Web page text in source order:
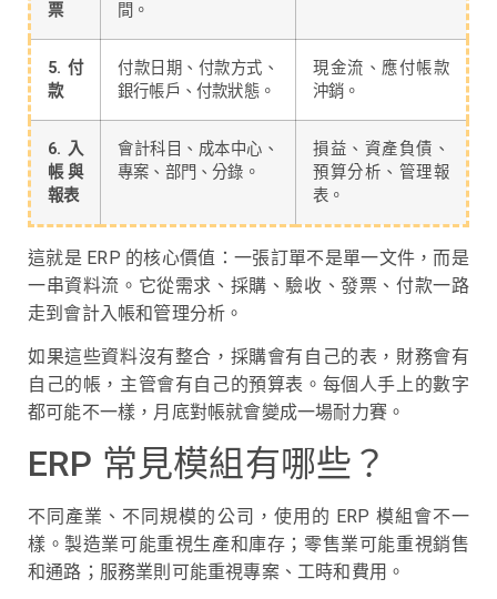
票
間。
5. 付
款
付款日期、付款方式、
銀行帳戶、付款狀態。
現金流、應付帳款
沖銷。
6. 入
帳與
報表
會計科目、成本中心、
專案、部門、分錄。
損益、資產負債、
預算分析、管理報
表。
這就是 ERP 的核心價值：一張訂單不是單一文件，而是
一串資料流。它從需求、採購、驗收、發票、付款一路
走到會計入帳和管理分析。
如果這些資料沒有整合，採購會有自己的表，財務會有
自己的帳，主管會有自己的預算表。每個人手上的數字
都可能不一樣，月底對帳就會變成一場耐力賽。
ERP 常見模組有哪些？
不同產業、不同規模的公司，使用的 ERP 模組會不一
樣。製造業可能重視生產和庫存；零售業可能重視銷售
和通路；服務業則可能重視專案、工時和費用。